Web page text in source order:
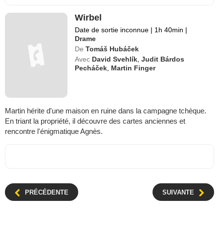
Wirbel
Date de sortie inconnue | 1h 40min |
Drame
De Tomáš Hubáček
Avec David Svehlík ,Judit Bárdos
Pecháček Martin Finger
Martin hérite d'une maison en ruine dans la campagne tchèque.
En triant la propriété, il découvre des cartes anciennes et
rencontre l'énigmatique Agnès.
PRÉCÉDENTE SUIVANTE